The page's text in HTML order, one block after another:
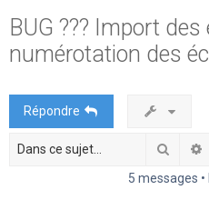
BUG ??? Import
numérotation des
Répondre
5 messages •